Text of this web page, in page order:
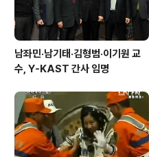
남좌민·남기태·김형범·이기원 교
수, Y-KAST 간사 임명